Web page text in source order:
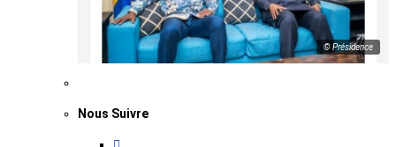
© Présidence
Nous Suivre